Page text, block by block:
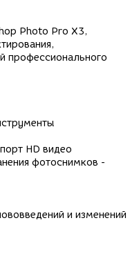
Photo Pro X3,
профессионального
HD видео
фотоснимков -
и изменений